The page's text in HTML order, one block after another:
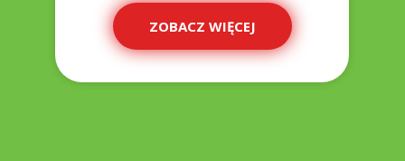
ZOBACZ WIĘCEJ